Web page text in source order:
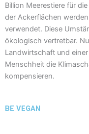
Billion Meerestiere für
der Ackerflächen
verwendet. Diese
ökologisch vertretbar.
Landwirtschaft und
Menschheit die
kompensieren.
BE VEGAN